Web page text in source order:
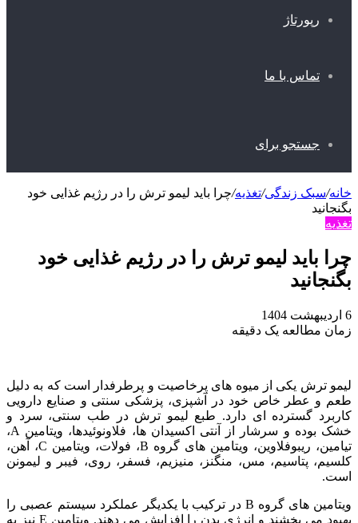
رپورتاژ
تماس با ما
جستجو برای
خانه/سبک زندگی/تغذیه/چرا باید لیمو ترش را در رژیم غذایی خود
بگنجانید
تغذیه
چرا باید لیمو ترش را در رژیم غذایی خود
بگنجانید
6 اردیبهشت 1404
زمان مطالعه یک دقیقه
لیمو ترش یکی از میوه‌ های پرخاصیت و پرطرفدار است که به دلیل
طعم و عطر خاص خود در آشپزی، پزشکی سنتی و صنایع دارویی
کاربرد گسترده‌ ای دارد. طبع لیمو ترش در طب سنتی، سرد و
خشک بوده و سرشار از آنتی اکسیدان‌ ها، فلاونوئیدها، ویتامین A،
تیامین، ریبوفلاوین، ویتامین‌ های گروه B، فولات، ویتامین C، آهن،
کلسیم، پتاسیم، مس، منگنز، منیزیم، فسفر، روی، فیبر و لیمونن
است.
ویتامین‌ های گروه B در ترکیب با یکدیگر عملکرد سیستم عصبی را
بهبود می‌ بخشند و انرژی بدن را افزایش می‌ دهند. ویتامین E نیز به